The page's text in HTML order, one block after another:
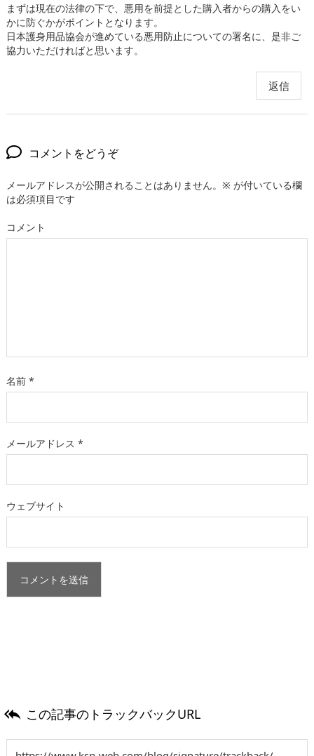
まずは現在の法律の下で、悪用を前提とした購入者からの購入をい
かに防ぐかがポイントとなります。
日本護身用品協会が進めている悪用防止についての署名に、是非ご
協力いただければと思います。
返信
コメントをどうぞ
メールアドレスが公開されることはありません。 ※ が付いている欄
は必須項目です
コメント
名前 *
メールアドレス *
ウェブサイト
 この記事のトラックバックURL